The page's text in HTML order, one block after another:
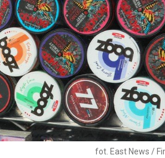
fot. East News /